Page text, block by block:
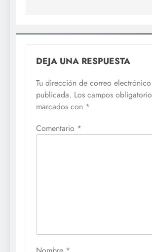
DEJA UNA RESPUESTA
Tu dirección de correo
publicada. Los campos
marcados con *
Comentario *